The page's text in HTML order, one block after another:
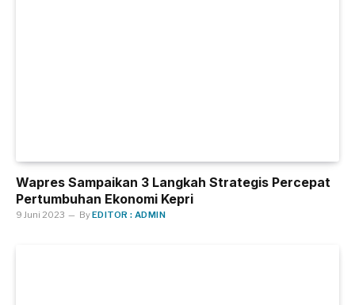
Wapres Sampaikan 3 Langkah Strategis Percepat
Pertumbuhan Ekonomi Kepri
9 Juni 2023 ByEDITOR : ADMIN